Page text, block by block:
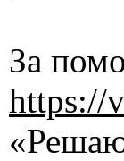
За
https://